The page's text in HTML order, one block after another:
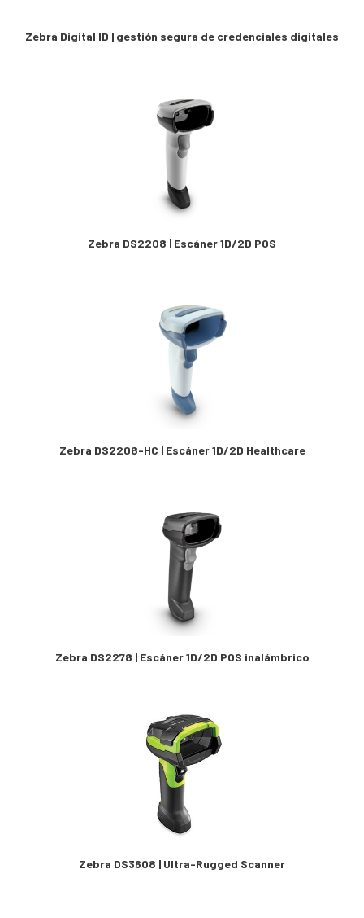
Zebra Digital ID | gestión segura de credenciales digitales
Zebra DS2208 | Escáner 1D/2D POS
Zebra DS2208-HC | Escáner 1D/2D Healthcare
Zebra DS2278 | Escáner 1D/2D POS inalámbrico
Zebra DS3608 | Ultra-Rugged Scanner